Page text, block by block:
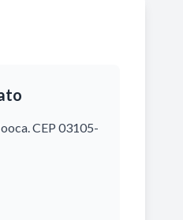
CEP 03105-